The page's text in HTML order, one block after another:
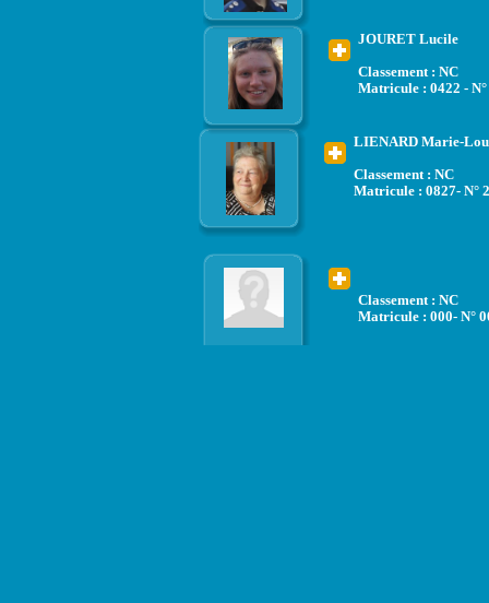
LIENARD Marie-
Classement : NC
Matricule : 0827- N°
JOURET Lucile
Classement : NC
Matricule : 0422 -
Classement : NC
Matricule : 000- N°